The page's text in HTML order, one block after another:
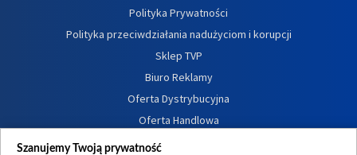
Polityka Prywatności
Polityka przeciwdziałania nadużyciom i korupcji
Sklep TVP
Biuro Reklamy
Oferta Dystrybucyjna
Oferta Handlowa
Dostępność
Szanujemy Twoją prywatność